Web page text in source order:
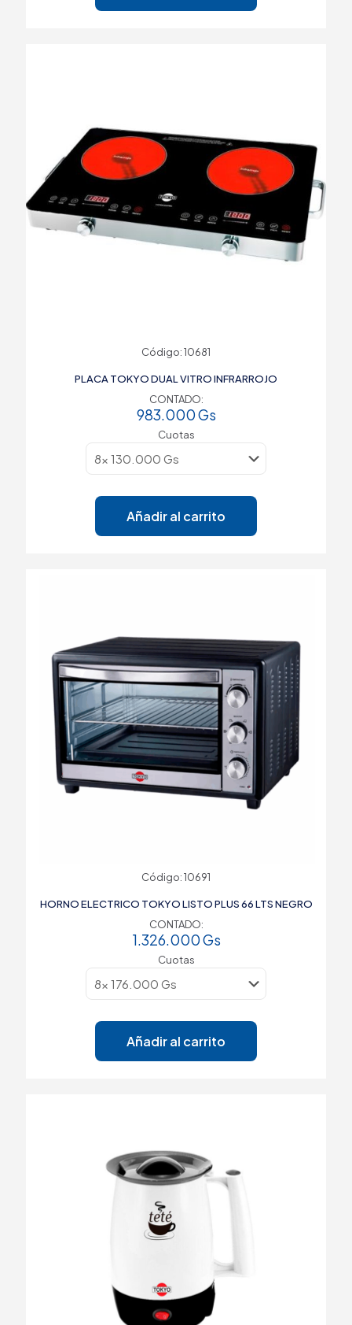
Código: 10681
PLACA TOKYO DUAL VITRO INFRARROJO
CONTADO:
983.000Gs
Cuotas
Añadir al carrito
Código: 10691
HORNO ELECTRICO TOKYO LISTO PLUS 66 LTS NEGRO
CONTADO:
1.326.000Gs
Cuotas
Añadir al carrito